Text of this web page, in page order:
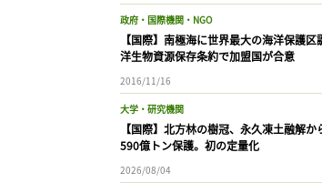
政府・国際機関・NGO
【国際】南極海に世界最大の海洋保護区
洋生物資源保存条約で加盟国が合意
2016/11/16
大学・研究機関
【国際】北方林の樹冠、永久凍土融解か
590億トン保護。初の定量化
2026/08/04